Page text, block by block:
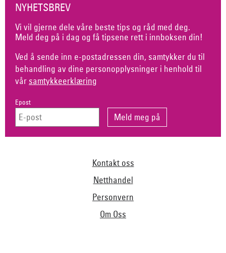
NYHETSBREV
Vi vil gjerne dele våre beste tips og råd med deg.
Meld deg på i dag og få tipsene rett i innboksen din!
Ved å sende inn e-postadressen din, samtykker du til
behandling av dine personopplysninger i henhold til
vår samtykkeerklæring
Epost
Kontakt oss
Netthandel
Personvern
Om Oss